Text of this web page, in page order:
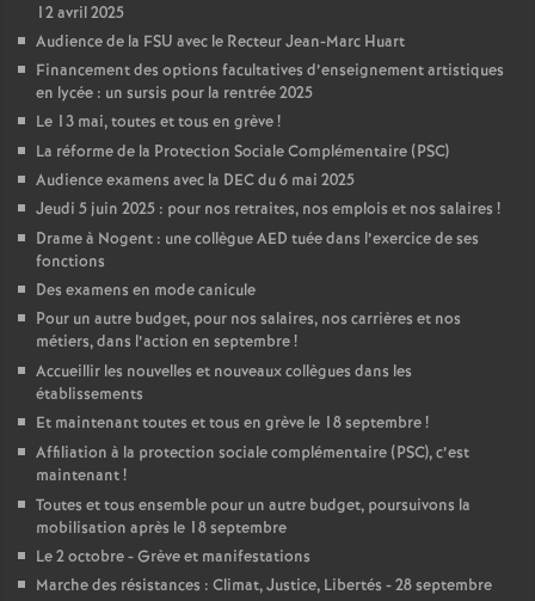
12 avril 2025
Audience de la FSU avec le Recteur Jean-Marc Huart
Financement des options facultatives d’enseignement artistiques
en lycée : un sursis pour la rentrée 2025
Le 13 mai, toutes et tous en grève!
La réforme de la Protection Sociale Complémentaire (PSC)
Audience examens avec la DEC du 6 mai 2025
Jeudi 5 juin 2025 : pour nos retraites, nos emplois et nos salaires !
Drame à Nogent : une collègue AED tuée dans l’exercice de ses
fonctions
Des examens en mode canicule
Pour un autre budget, pour nos salaires, nos carrières et nos
métiers, dans l’action en septembre!
Accueillir les nouvelles et nouveaux collègues dans les
établissements
Et maintenant toutes et tous en grève le 18 septembre!
Affiliation à la protection sociale complémentaire (PSC), c’est
maintenant!
Toutes et tous ensemble pour un autre budget, poursuivons la
mobilisation après le 18 septembre
Le 2 octobre - Grève et manifestations
Marche des résistances : Climat, Justice, Libertés - 28 septembre